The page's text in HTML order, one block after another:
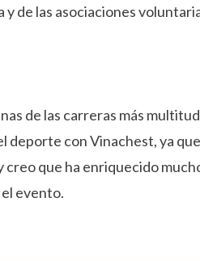
y de las asociaciones
de las carreras más
deporte con Vinachest, ya
creo que ha enriquecido
evento.